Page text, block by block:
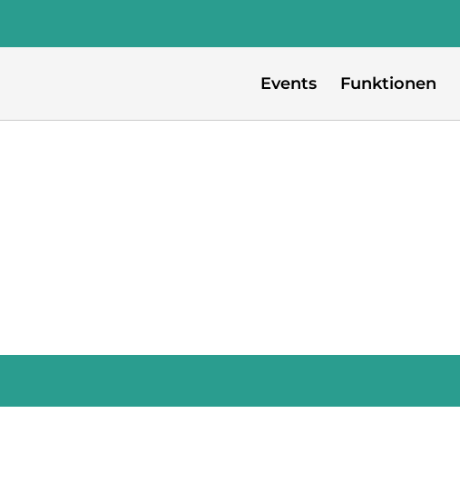
Events Funktionen